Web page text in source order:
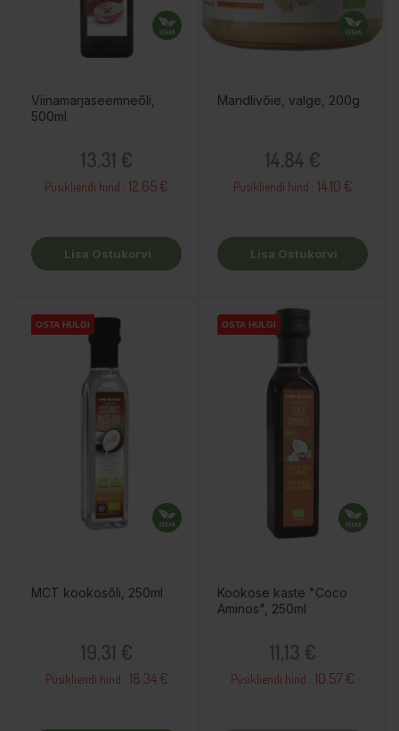
Viinamarjaseemneõli,
500ml
13,31 €
Püsikliendi hind : 12.65 €
Lisa Ostukorvi
Mandlivõie, valge, 200g
14,84 €
Püsikliendi hind : 14.10 €
Lisa Ostukorvi
OSTA HULGI
OSTA HULGI
OSTA HULGI
MCT kookosõli, 250ml
19,31 €
Püsikliendi hind : 18.34 €
OSTA HULGI
OSTA HULGI
OSTA HULGI
OSTA HULGI
Kookose kaste "Coco
Aminos", 250ml
11,13 €
Püsikliendi hind : 10.57 €